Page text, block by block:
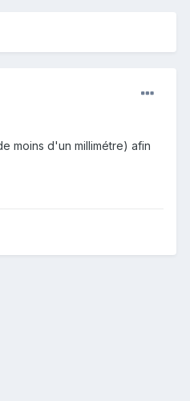
moins d'un millimétre) afin